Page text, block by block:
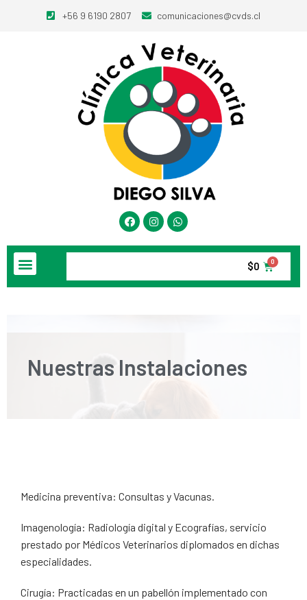
+56 9 6190 2807 comunicaciones@cvds.cl
$0
Nuestras Instalaciones
Medicina preventiva: Consultas y Vacunas.
Imagenología: Radiología digital y Ecografías, servicio
prestado por Médicos Veterinarios diplomados en dichas
especialidades.
Cirugía: Practicadas en un pabellón implementado con